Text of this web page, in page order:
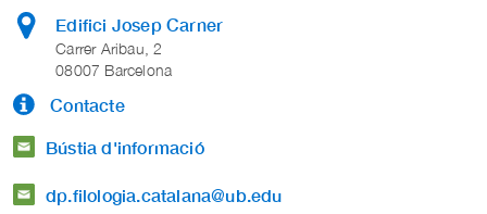
Edifici Josep Carner
Carrer Aribau, 2
08007 Barcelona
Contacte
Bústia d'informació
dp.filologia.catalana@ub.edu